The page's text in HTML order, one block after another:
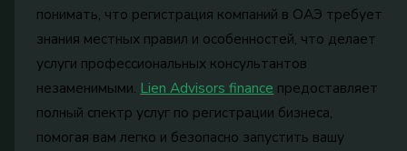
понимать, что регистрация компаний в ОАЭ требует
знания местных правил и особенностей, что делает
услуги профессиональных консультантов
незаменимыми. Lien Advisors finance предоставляет
полный спектр услуг по регистрации бизнеса,
помогая вам легко и безопасно запустить вашу